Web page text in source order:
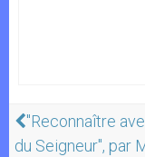
"Reconnaître
du Seigneur", par